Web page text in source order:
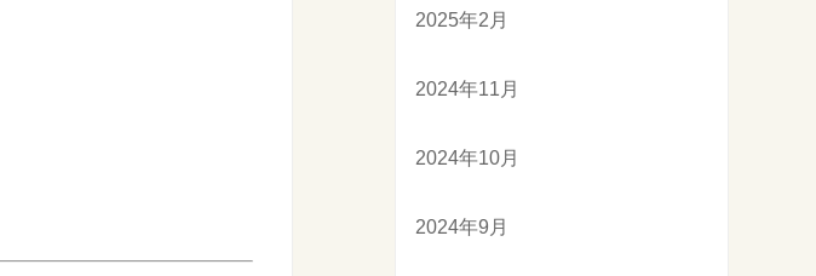
2025年2月
2024年11月
2024年10月
2024年9月